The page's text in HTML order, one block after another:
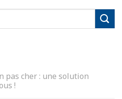
pas cher : une solution
!